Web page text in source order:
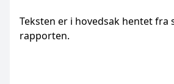
Teksten er i hovedsak hentet fra
rapporten.